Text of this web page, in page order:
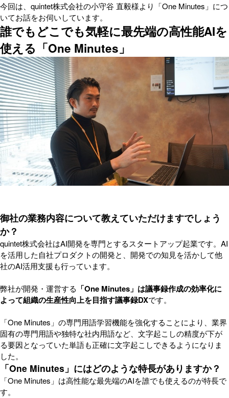
今回は、quintet株式会社の小守谷 直毅様より「One Minutes」につ
いてお話をお伺いしています。
誰でもどこでも気軽に最先端の高性能AIを
使える「One Minutes」
御社の業務内容について教えていただけますでしょう
か？
quintet株式会社はAI開発を専門とするスタートアップ起業です。AI
を活用した自社プロダクトの開発と、開発での知見を活かして他
社のAI活用支援も行っています。
弊社が開発・運営する 「One Minutes」は議事録作成の効率化に
よって組織の生産性向上を目指す議事録DXです。
「One Minutes」の専門用語学習機能を強化することにより、業界
固有の専門用語や独特な社内用語など、文字起こしの精度が下が
る要因となっていた単語も正確に文字起こしできるようになりま
した。
「One Minutes」にはどのような特長がありますか？
「One Minutes」は高性能な最先端のAIを誰でも使えるのが特長で
す。